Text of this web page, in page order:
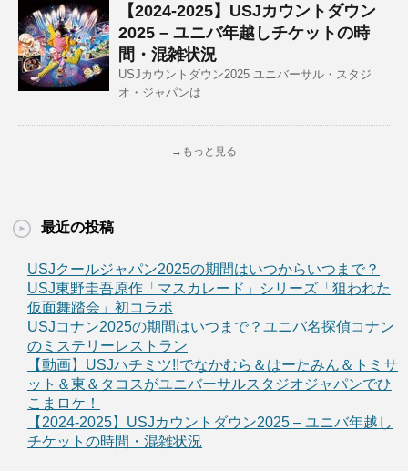
【2024-2025】USJカウントダウン
2025 – ユニバ年越しチケットの時
間・混雑状況
USJカウントダウン2025 ユニバーサル・スタジ
オ・ジャパンは
→もっと見る
最近の投稿
USJクールジャパン2025の期間はいつからいつまで？
USJ東野圭吾原作「マスカレード」シリーズ「狙われた
仮面舞踏会」初コラボ
USJコナン2025の期間はいつまで？ユニバ名探偵コナン
のミステリーレストラン
【動画】USJハチミツ!!でなかむら＆はーたみん＆トミサ
ット＆東＆タコスがユニバーサルスタジオジャパンでひ
こまロケ！
【2024-2025】USJカウントダウン2025 – ユニバ年越し
チケットの時間・混雑状況